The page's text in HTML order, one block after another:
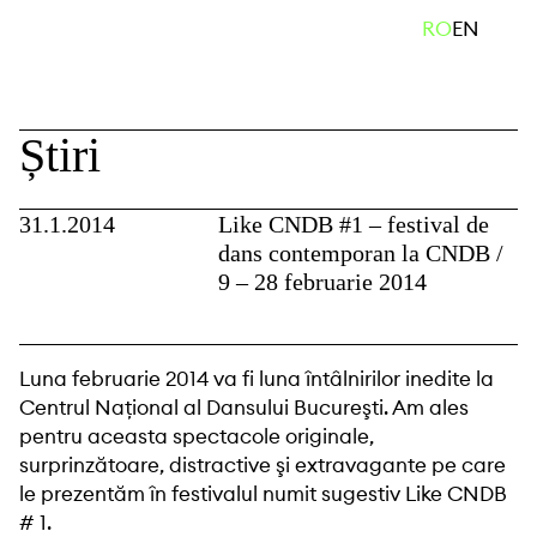
ROEN
Știri
31.1.2014
Like CNDB #1 – festival de
dans contemporan la CNDB /
9 – 28 februarie 2014
Luna februarie 2014 va fi luna întâlnirilor inedite la
Centrul Naţional al Dansului Bucureşti. Am ales
pentru aceasta spectacole originale,
surprinzătoare, distractive şi extravagante pe care
le prezentăm în festivalul numit sugestiv Like CNDB
# 1.